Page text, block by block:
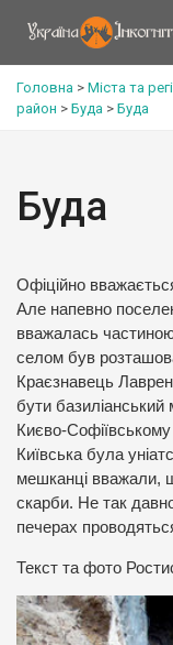
Головна > Міста та
район > Буда > Буда
Буда
Офіційно
Але напевно
вважалась
селом був
Краєзнавець
бути базиліанський
Києво-
Київська була
мешканці вважали,
скарби. Не так
печерах
Текст та фото